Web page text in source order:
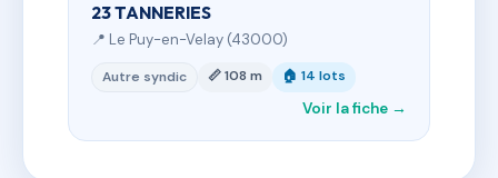
23 TANNERIES
📍 Le Puy-en-Velay (43000)
Autre syndic 📏 108 m 🏠 14 lots
Voir la fiche →